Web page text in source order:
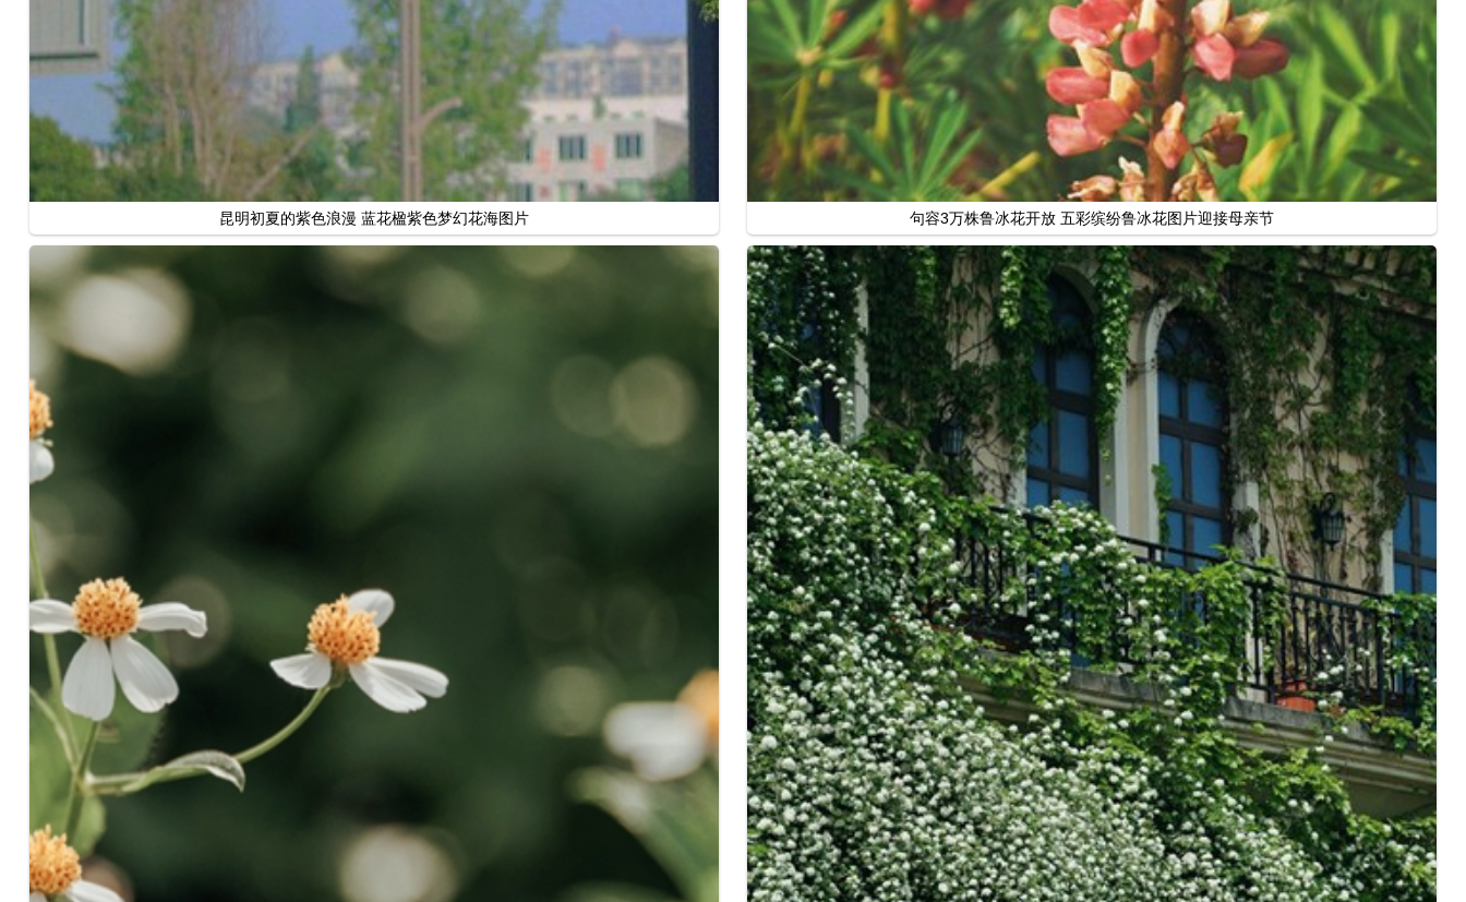
昆明初夏的紫色浪漫 蓝花楹紫色梦幻花海图片 句容3万株鲁冰花开放 五彩缤纷鲁冰花图片迎接母亲节